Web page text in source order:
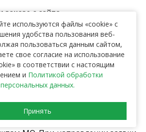
заказе с сайта
день в Москве образуются тысячи
промышленного и строительного
нужно утилизировать по
и требованиям. Компания
вывоз мусора в округе
и любого состава.
7 работаем по всем
округам столицы и
используются файлы «cookie» с
удобства пользования веб-
пользоваться данным сайтом,
свое согласие на использование
в соответствии с настоящим
и Политикой обработки
персональных данных.
Принять